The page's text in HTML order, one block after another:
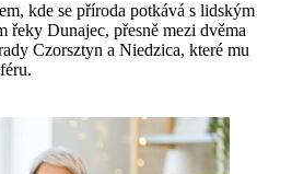
kde se příroda potkává s lidským
řeky Dunajec, přesně mezi dvěma
Czorsztyn a Niedzica, které mu